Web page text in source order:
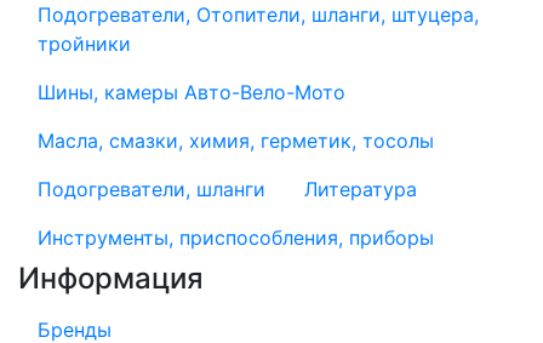
Подогреватели, Отопители, шланги, штуцера,
тройники
Шины, камеры Авто-Вело-Мото
Масла, смазки, химия, герметик, тосолы
Подогреватели, шланги
Литература
Инструменты, приспособления, приборы
Информация
Бренды